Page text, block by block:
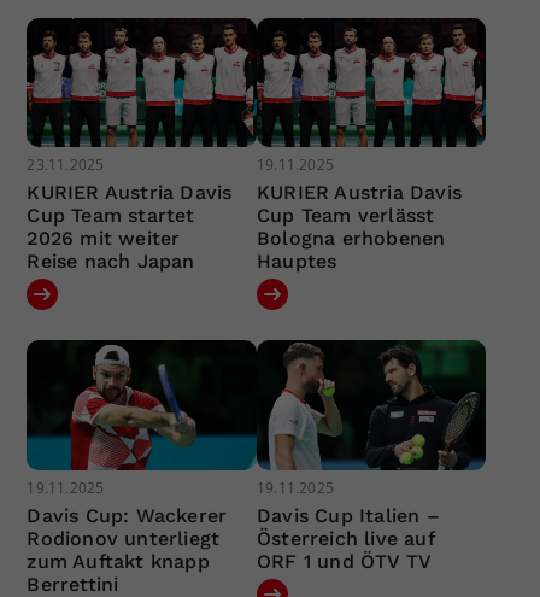
23.11.2025
KURIER Austria Davis
Cup Team startet
2026 mit weiter
Reise nach Japan
19.11.2025
KURIER Austria Davis
Cup Team verlässt
Bologna erhobenen
Hauptes
19.11.2025
Davis Cup: Wackerer
Rodionov unterliegt
zum Auftakt knapp
Berrettini
19.11.2025
Davis Cup Italien –
Österreich live auf
ORF 1 und ÖTV TV